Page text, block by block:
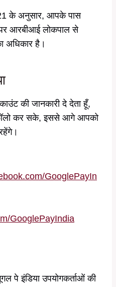
के अनुसार, आपके पास
आरबीआई लोकपाल से
अधिकार है।
की जानकारी दे देता हूँ,
कर सके, इससे आगे आपको
GooglePayIn
GooglePayIndia
पे इंडिया उपयोगकर्ताओं की